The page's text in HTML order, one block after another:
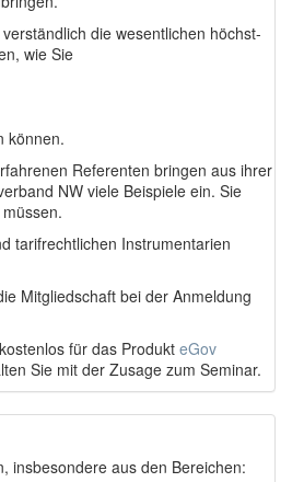
die wesentlichen höchst-
wie Sie
können.
Referenten bringen aus ihrer
NW viele Beispiele ein. Sie
tarifrechtlichen Instrumentarien
Mitgliedschaft bei der Anmeldung
für das Produkt eGov
Sie mit der Zusage zum Seminar.
insbesondere aus den Bereichen: